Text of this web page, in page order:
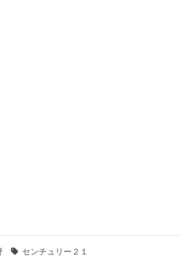
センチュリー２１